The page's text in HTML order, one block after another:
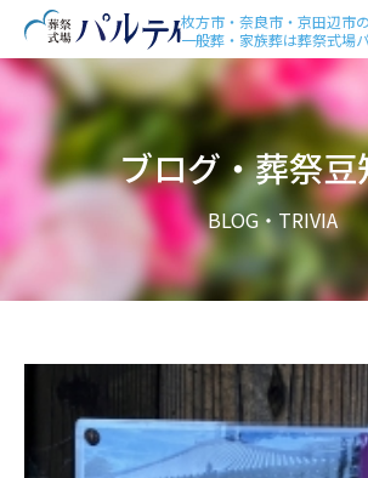
枚方市・奈良市・京田辺市の
一般葬・家族葬は葬祭式場
ブログ・葬祭豆
BLOG・TRIVIA